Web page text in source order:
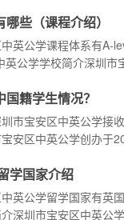
小学至高中各学段；
教学，每班≤25人。
些（课程介绍）
英公学课程体系有A-
公学学校简介深圳市
部。学校采用中国扎实
方式，秉持“中国灵魂
籍学生情况？
市宝安区中英公学接
安区中英公学创办于
的基础教育与英国“公
国际视野”的办学宗旨
学国家介绍
英公学留学国家有英
深圳市宝安区中英公